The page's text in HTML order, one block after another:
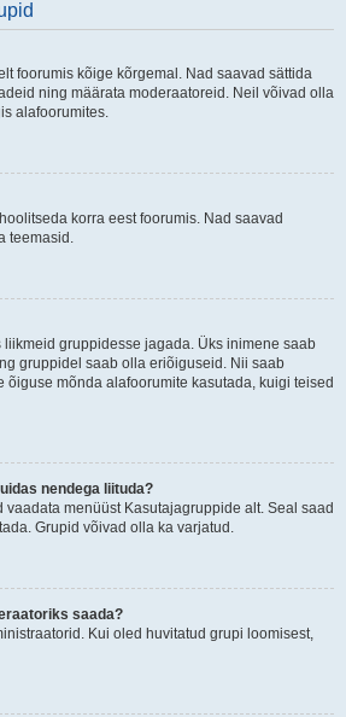
foorumis kõige kõrgemal. Nad saavad sättida
ning määrata moderaatoreid. Neil võivad olla
alafoorumites.
korra eest foorumis. Nad saavad
teemasid.
gruppidesse jagada. Üks inimene saab
gruppidel saab olla eriõiguseid. Nii saab
õiguse mõnda alafoorumite kasutada, kuigi teised
nendega liituda?
menüüst Kasutajagruppide alt. Seal saad
Grupid võivad olla ka varjatud.
saada?
Kui oled huvitatud grupi loomisest,